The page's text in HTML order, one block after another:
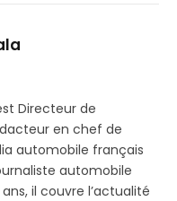
Directeur de
en chef de
automobile français
automobile
il couvre l’actualité